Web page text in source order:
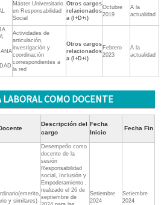
Máster Universitario
en Responsabilidad
Social
Otros cargos
relacionados
a (I+D+i)
Octubre
2019
A la
actualidad
Actividades de
articulación,
investigación y
coordinación
correspondientes a
la red
Otros cargos
relacionados
a (I+D+i)
Febrero
2023
A la
actualidad
LABORAL COMO DOCENTE
Descripción del
cargo
Fecha
Inicio
Fecha Fin
y similares)
Desempeño como
docente de la
sesión
Responsabilidad
social, Inclusión y
Empoderamiento ,
realizado el 26 de
septiembre de
Setiembre
2024
Setiembre
2024